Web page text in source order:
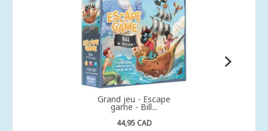
Grand jeu - Escape
game - Bill...
44,95 CAD